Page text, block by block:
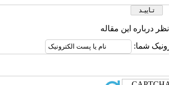
درباره این مقاله
شما: